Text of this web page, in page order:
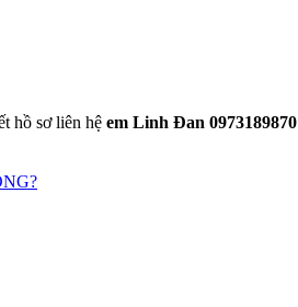
hồ sơ liên hệ em Linh Đan 0973189870